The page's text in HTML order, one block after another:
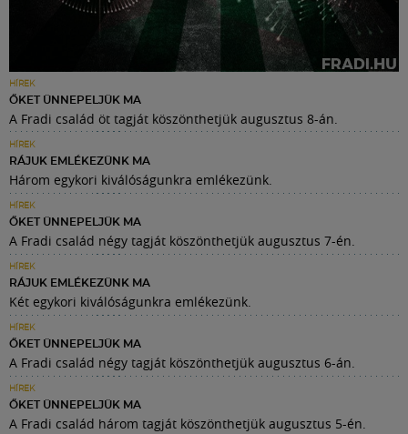
HÍREK
ŐKET ÜNNEPELJÜK MA
A Fradi család öt tagját köszönthetjük augusztus 8-án.
HÍREK
RÁJUK EMLÉKEZÜNK MA
Három egykori kiválóságunkra emlékezünk.
HÍREK
ŐKET ÜNNEPELJÜK MA
A Fradi család négy tagját köszönthetjük augusztus 7-én.
HÍREK
RÁJUK EMLÉKEZÜNK MA
Két egykori kiválóságunkra emlékezünk.
HÍREK
ŐKET ÜNNEPELJÜK MA
A Fradi család négy tagját köszönthetjük augusztus 6-án.
HÍREK
ŐKET ÜNNEPELJÜK MA
A Fradi család három tagját köszönthetjük augusztus 5-én.